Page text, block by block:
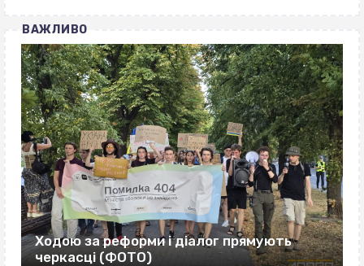
ВАЖЛИВО
Ходою за реформи і діалог прямують
черкасці (ФОТО)